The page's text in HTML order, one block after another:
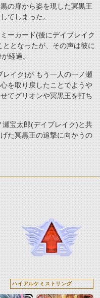
の扉から姿を現した冥黒王
てしまった。
ーカード(後にデイブレイク
となったが、その声は彼に
経過。
レイク)が もう一人の一ノ瀬
を取り戻したことでようや
てグリオンや冥黒王を打ち
瀬宝太郎(デイブレイク)と共
た冥黒王の追撃に向かうの
ハイアルケミストリング